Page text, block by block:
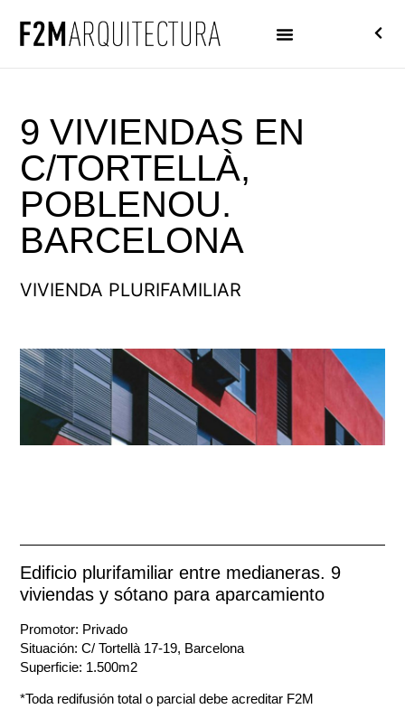
9 VIVIENDAS EN
C/TORTELLÀ,
POBLENOU.
BARCELONA
VIVIENDA PLURIFAMILIAR
Edificio plurifamiliar entre medianeras. 9
viviendas y sótano para aparcamiento
Promotor: Privado
Situación: C/ Tortellà 17-19, Barcelona
Superficie: 1.500m2
*Toda redifusión total o parcial debe acreditar F2M